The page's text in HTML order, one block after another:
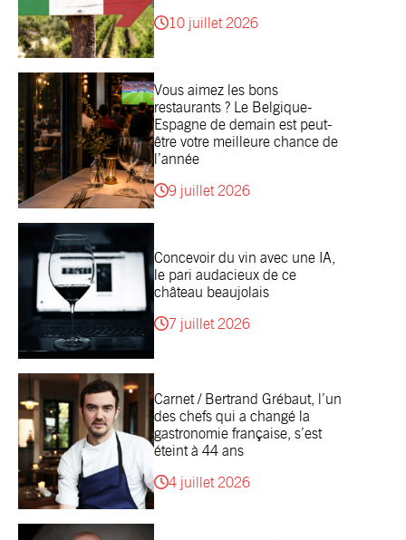
10 juillet 2026
Vous aimez les bons
restaurants ? Le Belgique-
Espagne de demain est peut-
être votre meilleure chance de
l’année
9 juillet 2026
Concevoir du vin avec une IA,
le pari audacieux de ce
château beaujolais
7 juillet 2026
Carnet / Bertrand Grébaut, l’un
des chefs qui a changé la
gastronomie française, s’est
éteint à 44 ans
4 juillet 2026